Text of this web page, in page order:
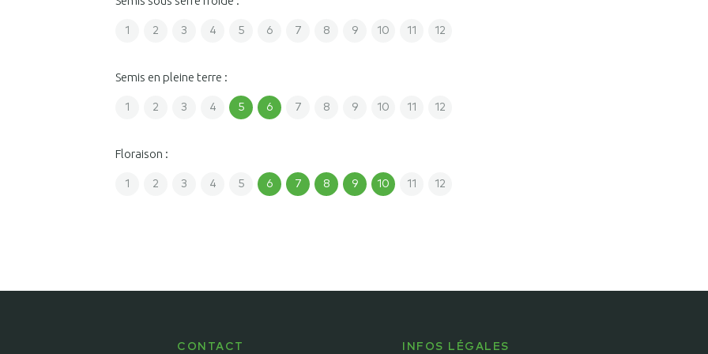
1 2 3 4 5 6 7 8 9 10 11 12
Semis en pleine terre :
1 2 3 4 5 6 7 8 9 10 11 12
Floraison :
1 2 3 4 5 6 7 8 9 10 11 12
CONTACT INFOS LÉGALES